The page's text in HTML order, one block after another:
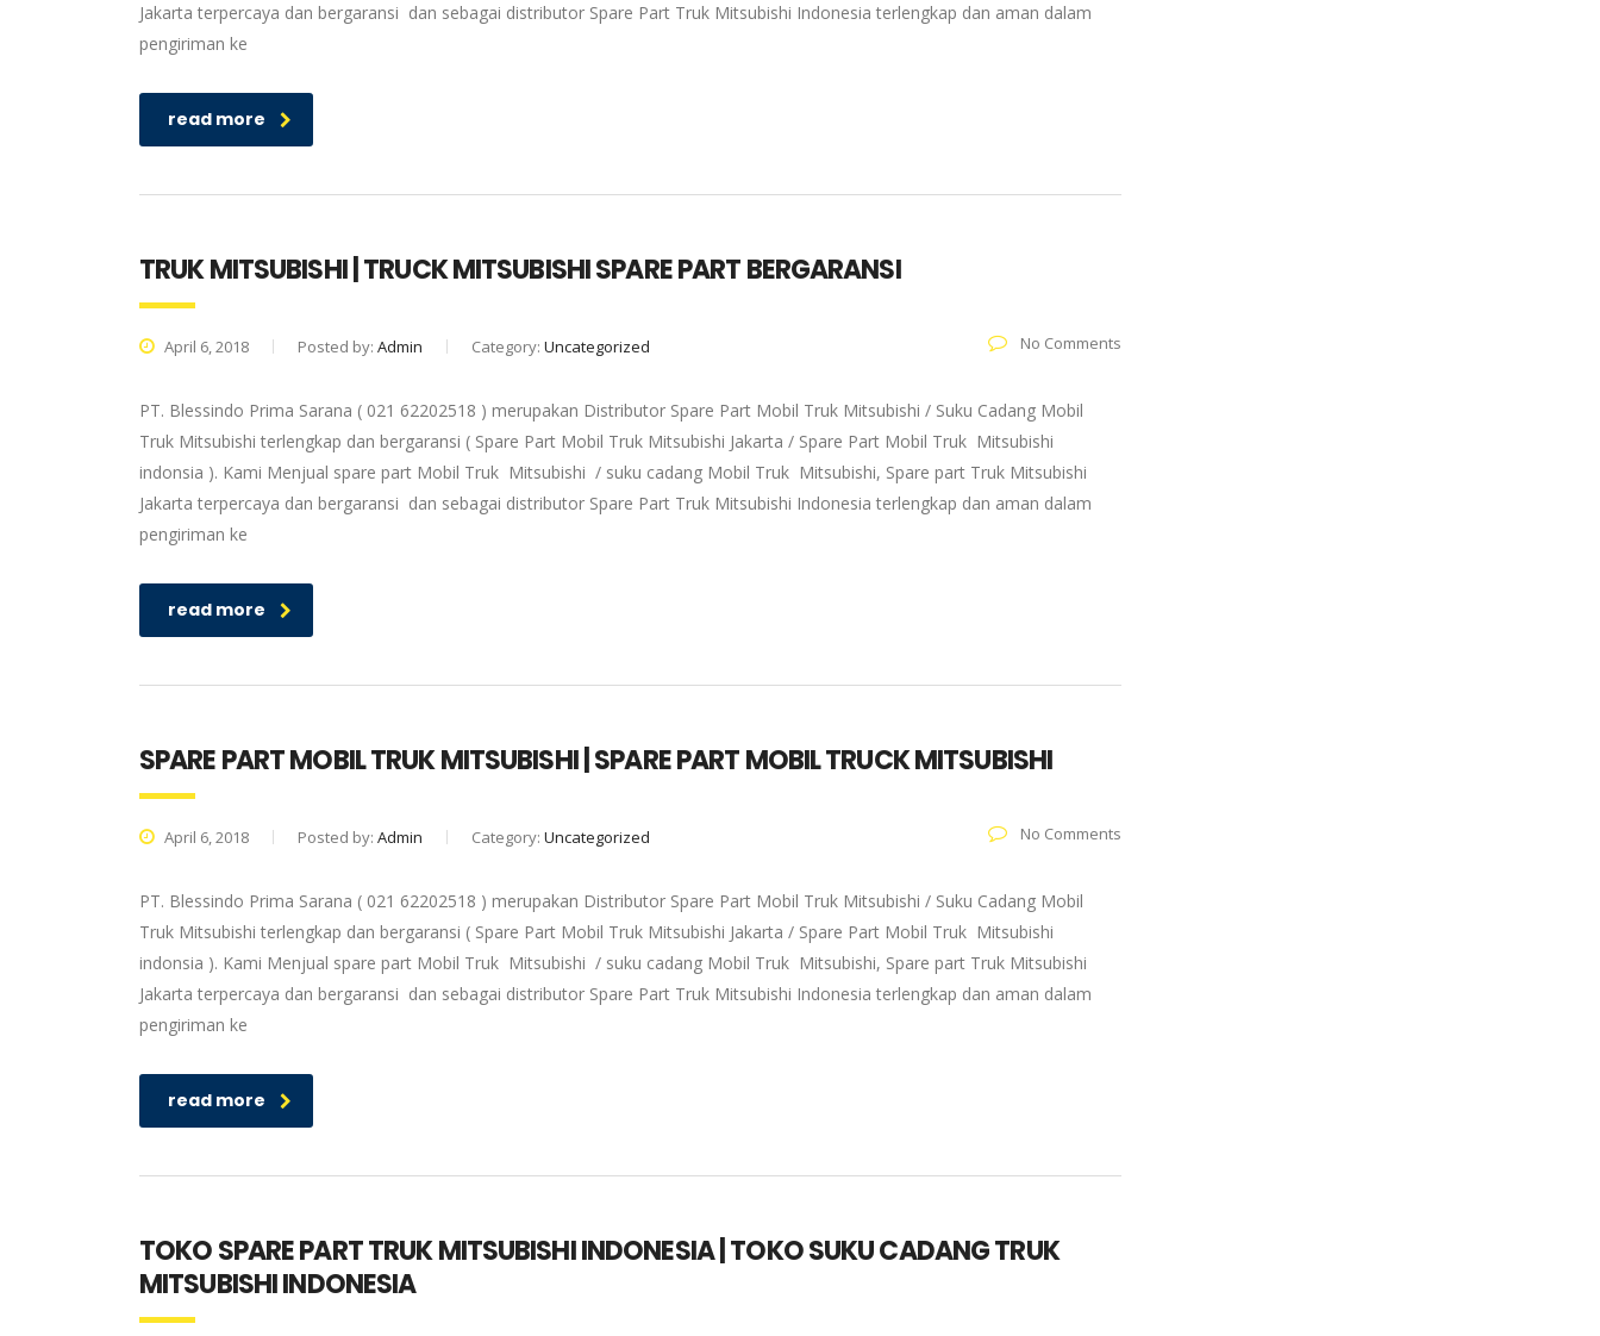
Jakarta terpercaya dan bergaransi dan sebagai distributor Spare Part Truk Mitsubishi Indonesia terlengkap dan aman dalam
pengiriman ke
read more
TRUK MITSUBISHI | TRUCK MITSUBISHI SPARE PART BERGARANSI
April 6, 2018 Posted by: Admin Category: Uncategorized No Comments
PT. Blessindo Prima Sarana ( 021 62202518 ) merupakan Distributor Spare Part Mobil Truk Mitsubishi / Suku Cadang Mobil
Truk Mitsubishi terlengkap dan bergaransi ( Spare Part Mobil Truk Mitsubishi Jakarta / Spare Part Mobil Truk Mitsubishi
indonsia ). Kami Menjual spare part Mobil Truk Mitsubishi / suku cadang Mobil Truk Mitsubishi, Spare part Truk Mitsubishi
Jakarta terpercaya dan bergaransi dan sebagai distributor Spare Part Truk Mitsubishi Indonesia terlengkap dan aman dalam
pengiriman ke
read more
SPARE PART MOBIL TRUK MITSUBISHI | SPARE PART MOBIL TRUCK MITSUBISHI
April 6, 2018 Posted by: Admin Category: Uncategorized No Comments
PT. Blessindo Prima Sarana ( 021 62202518 ) merupakan Distributor Spare Part Mobil Truk Mitsubishi / Suku Cadang Mobil
Truk Mitsubishi terlengkap dan bergaransi ( Spare Part Mobil Truk Mitsubishi Jakarta / Spare Part Mobil Truk Mitsubishi
indonsia ). Kami Menjual spare part Mobil Truk Mitsubishi / suku cadang Mobil Truk Mitsubishi, Spare part Truk Mitsubishi
Jakarta terpercaya dan bergaransi dan sebagai distributor Spare Part Truk Mitsubishi Indonesia terlengkap dan aman dalam
pengiriman ke
read more
TOKO SPARE PART TRUK MITSUBISHI INDONESIA | TOKO SUKU CADANG TRUK
MITSUBISHI INDONESIA